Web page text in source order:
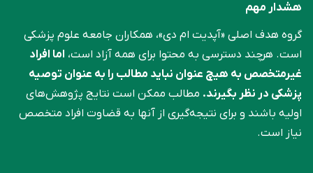
هشدار مهم
گروه هدف اصلی «آپدیت ام دی»، همکاران جامعه علوم ‌پزشکی
است. هرچند دسترسی به محتوا برای همه آزاد است، اما افراد
غیرمتخصص به هیچ عنوان نباید مطالب را به عنوان توصیه
پزشکی در نظر بگیرند. مطالب ممکن است نتایج پژوهش‌های
اولیه باشند و برای نتیجه‌گیری از آنها به قضاوت افراد متخصص
نیاز است.